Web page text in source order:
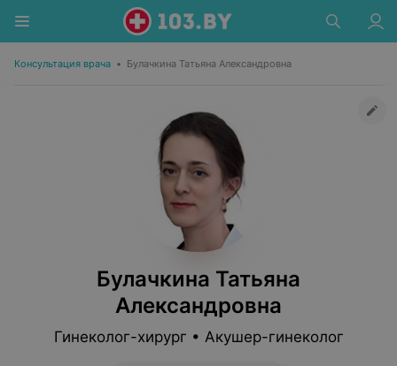
Консультация врача • Булачкина Татьяна Александровна
Булачкина Татьяна
Александровна
Гинеколог-хирург • Акушер-гинеколог